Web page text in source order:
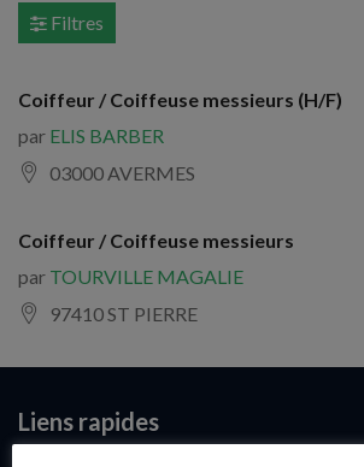
Filtres
Coiffeur / Coiffeuse messieurs (H/F)
par ELIS BARBER
03000 AVERMES
Coiffeur / Coiffeuse messieurs
par TOURVILLE MAGALIE
97410 ST PIERRE
Liens rapides